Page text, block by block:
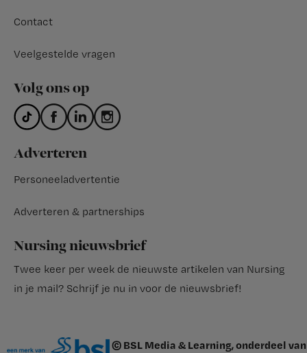
Contact
Veelgestelde vragen
Volg ons op
Adverteren
Personeeladvertentie
Adverteren & partnerships
Nursing nieuwsbrief
Twee keer per week de nieuwste artikelen van Nursing
in je mail? Schrijf je nu in voor de nieuwsbrief!
© BSL Media & Learning, onderdeel van